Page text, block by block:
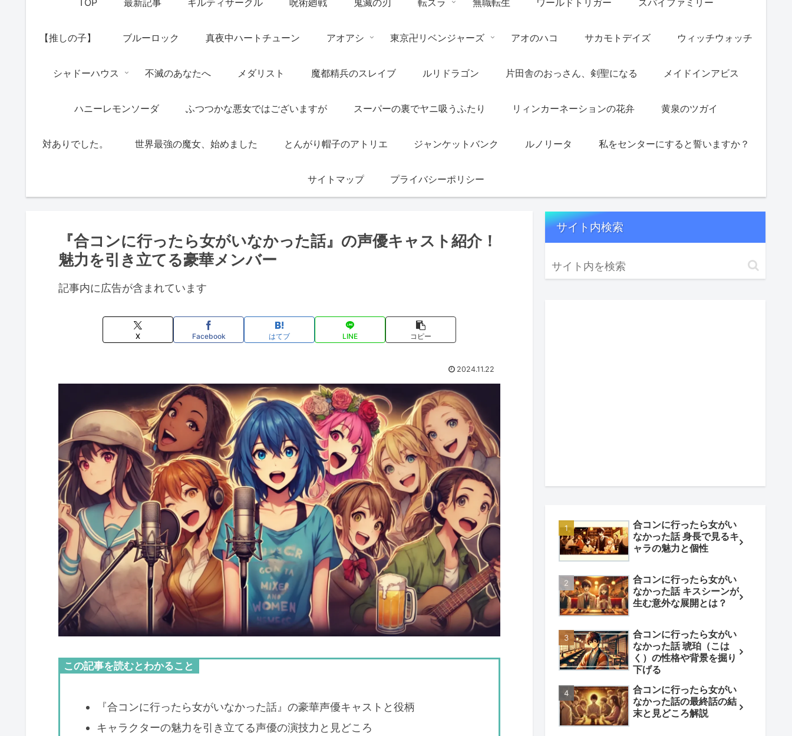
【推しの子】 ブルーロック 真夜中ハートチューン アオアシ 東京卍リベンジャーズ アオのハコ サカモトデイズ ウィッチウォッチ
シャドーハウス 不滅のあなたへ メダリスト 魔都精兵のスレイブ ルリドラゴン 片田舎のおっさん、剣聖になる メイドインアビス
ハニーレモンソーダ ふつつかな悪女ではございますが スーパーの裏でヤニ吸うふたり リィンカーネーションの花弁 黄泉のツガイ
対ありでした。 世界最強の魔女、始めました とんがり帽子のアトリエ ジャンケットバンク ルノリータ 私をセンターにすると誓いますか？
サイトマップ プライバシーポリシー
『合コンに行ったら女がいなかった話』の声優キャスト紹介！
魅力を引き立てる豪華メンバー
記事内に広告が含まれています
X Facebook はてブ LINE コピー
2024.11.22
この記事を読むとわかること
『合コンに行ったら女がいなかった話』の豪華声優キャストと役柄
キャラクターの魅力を引き立てる声優の演技力と見どころ
サイト内検索
合コンに行ったら女がい
なかった話 身長で見るキ
ャラの魅力と個性
合コンに行ったら女がい
なかった話 キスシーンが
生む意外な展開とは？
合コンに行ったら女がい
なかった話 琥珀（こは
く）の性格や背景を掘り
下げる
合コンに行ったら女がい
なかった話の最終話の結
末と見どころ解説